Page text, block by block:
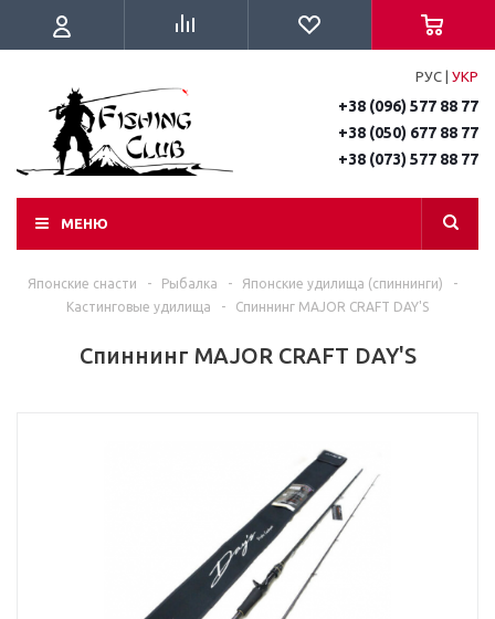
РУС УКР
+38 (096) 577 88 77
+38 (050) 677 88 77
+38 (073) 577 88 77
МЕНЮ
Японские снасти - Рыбалка - Японские удилища (спиннинги)
-
Кастинговые удилища
- Спиннинг MAJOR CRAFT DAY'S
Спиннинг MAJOR CRAFT DAY'S